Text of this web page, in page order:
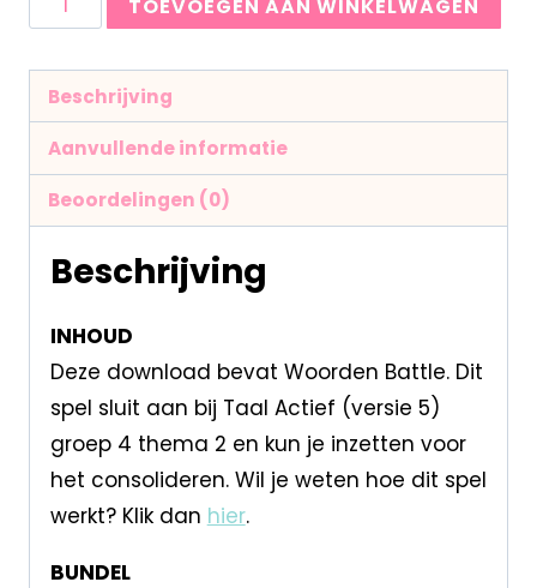
TOEVOEGEN AAN WINKELWAGEN
Beschrijving
Aanvullende informatie
Beoordelingen (0)
Beschrijving
INHOUD
Deze download bevat Woorden Battle. Dit
spel sluit aan bij Taal Actief (versie 5)
groep 4 thema 2 en kun je inzetten voor
het consolideren. Wil je weten hoe dit spel
werkt? Klik dan hier.
BUNDEL